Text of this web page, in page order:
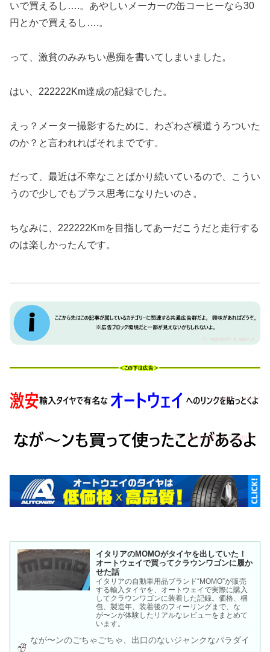
いで買えるし….。あやしいメーカーの缶コーヒーなら30
円とかで買えるし….。
って、激貧のみみちい愚痴を書いてしまいました。
はい、222222Km達成の記録でした。
えっ？メーター撮影するために、わざわざ横道うろついた
のか？と言われればそれまでです。
だって、最近は不幸なことばかり続いているので、こうい
うので少しでもプラス思考になりたいのさ。
ちなみに、222222Kmを目指してあーだこうだと走行する
のは楽しかったんです。
イタリアのMOMOがタイヤを出していた！
オートウェイで買ってクラウンワゴンに履か
せた話
イタリアの自動車用品ブランド“MOMO”が販売
する輸入タイヤを、オートウェイで実際に購入
してクラウンワゴンに装着した記録。価格、梱
包、製造年、装着後のフィーリングまで、な
が〜ンが体験したリアルなレビューをまとめて
います。
なが〜ンのごちゃごちゃ、出口のないジャンクなパラダイ